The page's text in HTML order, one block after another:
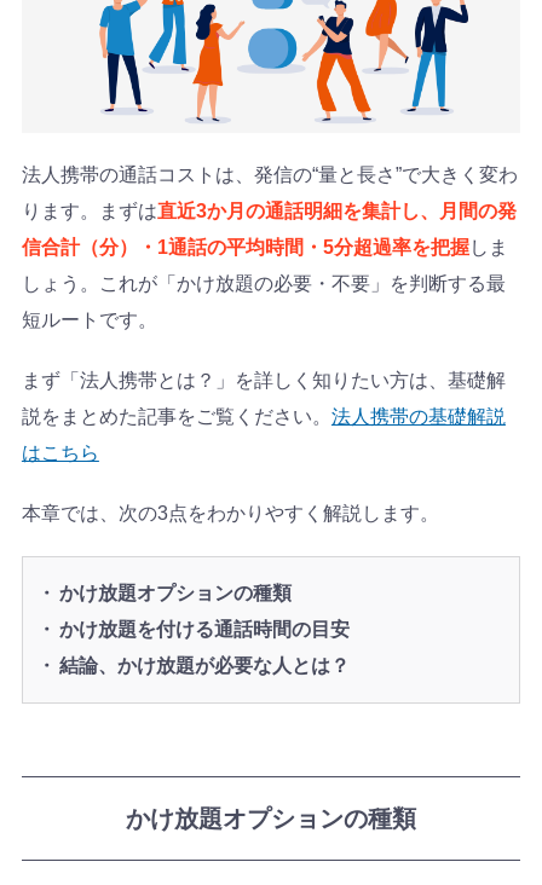
法人携帯の通話コストは、発信の“量と長さ”で大きく変わ
ります。まずは直近3か月の通話明細を集計し、月間の発
信合計（分）・1通話の平均時間・5分超過率を把握しま
しょう。これが「かけ放題の必要・不要」を判断する最
短ルートです。
まず「法人携帯とは？」を詳しく知りたい方は、基礎解
説をまとめた記事をご覧ください。 法人携帯の基礎解説
はこちら
本章では、次の3点をわかりやすく解説します。
かけ放題オプションの種類
かけ放題を付ける通話時間の目安
結論、かけ放題が必要な人とは？
かけ放題オプションの種類